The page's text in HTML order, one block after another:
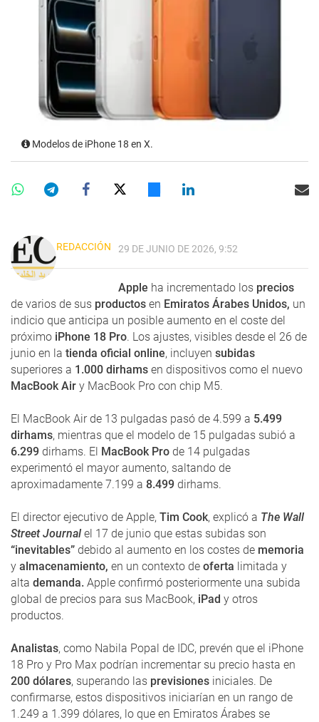
Modelos de iPhone 18 en X.
REDACCIÓN 29 DE JUNIO DE 2026, 9:52
Apple ha incrementado los precios
de varios de sus productos en Emiratos Árabes Unidos, un
indicio que anticipa un posible aumento en el coste del
próximo iPhone 18 Pro. Los ajustes, visibles desde el 26 de
junio en la tienda oficial online, incluyen subidas
superiores a 1.000 dirhams en dispositivos como el nuevo
MacBook Air y MacBook Pro con chip M5.
El MacBook Air de 13 pulgadas pasó de 4.599 a 5.499
dirhams, mientras que el modelo de 15 pulgadas subió a
6.299 dirhams. El MacBook Pro de 14 pulgadas
experimentó el mayor aumento, saltando de
aproximadamente 7.199 a 8.499 dirhams.
El director ejecutivo de Apple, Tim Cook, explicó a The Wall
Street Journal el 17 de junio que estas subidas son
“inevitables” debido al aumento en los costes de memoria
y almacenamiento, en un contexto de oferta limitada y
alta demanda. Apple confirmó posteriormente una subida
global de precios para sus MacBook, iPad y otros
productos.
Analistas, como Nabila Popal de IDC, prevén que el iPhone
18 Pro y Pro Max podrían incrementar su precio hasta en
200 dólares, superando las previsiones iniciales. De
confirmarse, estos dispositivos iniciarían en un rango de
1.249 a 1.399 dólares, lo que en Emiratos Árabes se